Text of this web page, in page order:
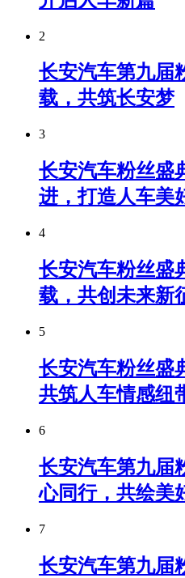
2
长安汽车第九届
载，共筑长安梦
3
长安汽车粉丝盛
进，打造人车美
4
长安汽车粉丝盛
载，共创未来新
5
长安汽车粉丝盛
共筑人车情感纽
6
长安汽车第九届
心同行，共绘美
7
长安汽车第九届